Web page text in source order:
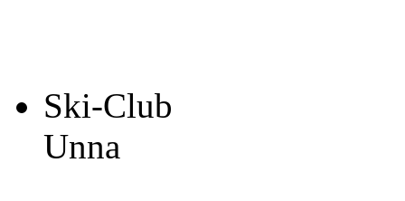
Ski-Club
Unna